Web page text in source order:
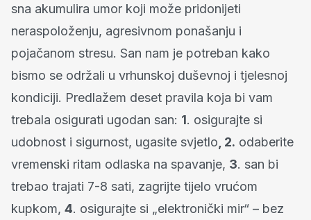
sna akumulira umor koji može pridonijeti
neraspoloženju, agresivnom ponašanju i
pojačanom stresu. San nam je potreban kako
bismo se održali u vrhunskoj duševnoj i tjelesnoj
kondiciji. Predlažem deset pravila koja bi vam
trebala osigurati ugodan san: 1. osigurajte si
udobnost i sigurnost, ugasite svjetlo, 2. odaberite
vremenski ritam odlaska na spavanje, 3. san bi
trebao trajati 7-8 sati, zagrijte tijelo vrućom
kupkom, 4. osigurajte si „elektronički mir“ – bez